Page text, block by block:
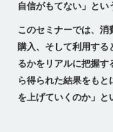
自信がもてない」とい
このセミナーでは、消
購入、そして利用する
るかをリアルに把握す
ら得られた結果をも
を上げていくのか」と